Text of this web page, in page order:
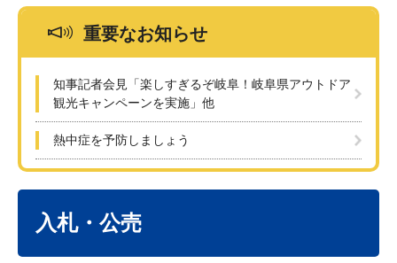
重要なお知らせ
知事記者会見「楽しすぎるぞ岐阜！岐阜県アウトドア
観光キャンペーンを実施」他
熱中症を予防しましょう
入札・公売